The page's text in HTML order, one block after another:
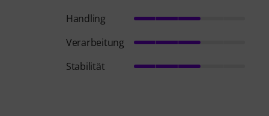
Handling
Verarbeitung
Stabilität